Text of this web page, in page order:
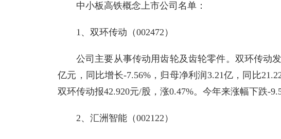
中小板高铁概念上市公司名单：
1、双环传动（002472）
公司主要从事传动用齿轮及齿轮零件。双环传动
亿元，同比增长-7.56%，归母净利润3.21亿，同比
双环传动报42.920元/股，涨0.47%。今年来涨幅下跌-
2、汇洲智能（002122）